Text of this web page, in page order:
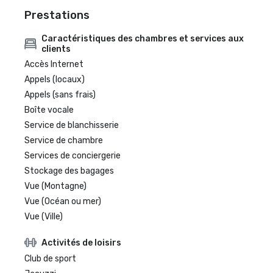
Prestations
Caractéristiques des chambres et services aux
clients
Accès Internet
Appels (locaux)
Appels (sans frais)
Boîte vocale
Service de blanchisserie
Service de chambre
Services de conciergerie
Stockage des bagages
Vue (Montagne)
Vue (Océan ou mer)
Vue (Ville)
Activités de loisirs
Club de sport